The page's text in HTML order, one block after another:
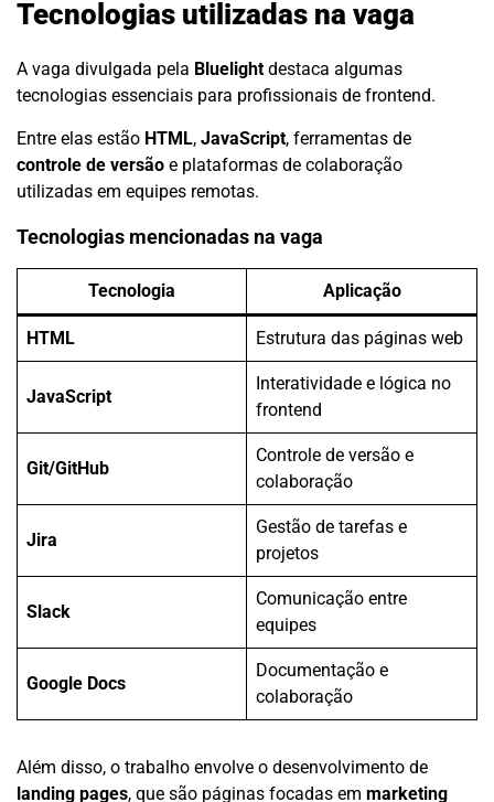
Tecnologias utilizadas na vaga
A vaga divulgada pela Bluelight destaca algumas
tecnologias essenciais para profissionais de frontend.
Entre elas estão HTML, JavaScript, ferramentas de
controle de versão e plataformas de colaboração
utilizadas em equipes remotas.
Tecnologias mencionadas na vaga
Tecnologia Aplicação
HTML Estrutura das páginas web
JavaScript
Interatividade e lógica no
frontend
Git/GitHub
Controle de versão e
colaboração
Jira
Gestão de tarefas e
projetos
Slack
Comunicação entre
equipes
Google Docs
Documentação e
colaboração
Além disso, o trabalho envolve o desenvolvimento de
landing pages, que são páginas focadas em marketing